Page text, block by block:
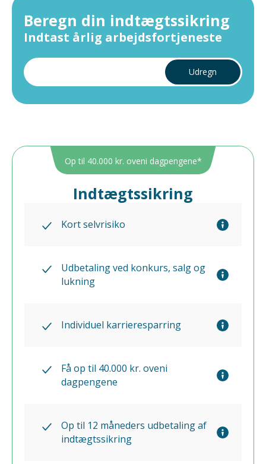
Beregn din indtægtssikring
Indtast årlig arbejdsfortjeneste
Udregn
Op til 40.000 kr. oveni dagpengene*
Indtægtssikring
Kort selvrisiko
Udbetaling ved konkurs, salg og
lukning
Individuel karrieresparring
Få op til 40.000 kr. oveni
dagpengene
Op til 12 måneders udbetaling af
indtægtssikring